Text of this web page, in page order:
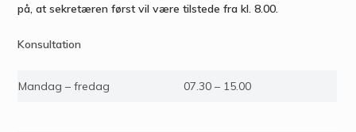
på, at sekretæren først vil være tilstede fra kl. 8.00.
Konsultation
Mandag – fredag 07.30 – 15.00